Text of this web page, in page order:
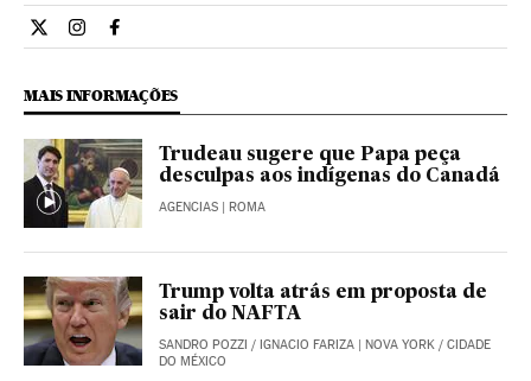
Internacional El País Brasil en Twitter
Internacional El País Brasil en Instagram
Internacional El País Brasil en Facebook
MAIS INFORMAÇÕES
Trudeau sugere que Papa peça
desculpas aos indígenas do Canadá
AGENCIAS | ROMA
Trump volta atrás em proposta de
sair do NAFTA
SANDRO POZZI / IGNACIO FARIZA | NOVA YORK / CIDADE
DO MÉXICO